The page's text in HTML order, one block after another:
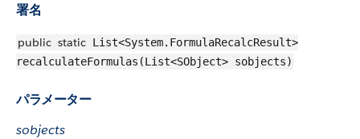
署名
public static List<System.FormulaRecalcResult>
recalculateFormulas(List<SObject> sobjects)
パラメーター
sobjects